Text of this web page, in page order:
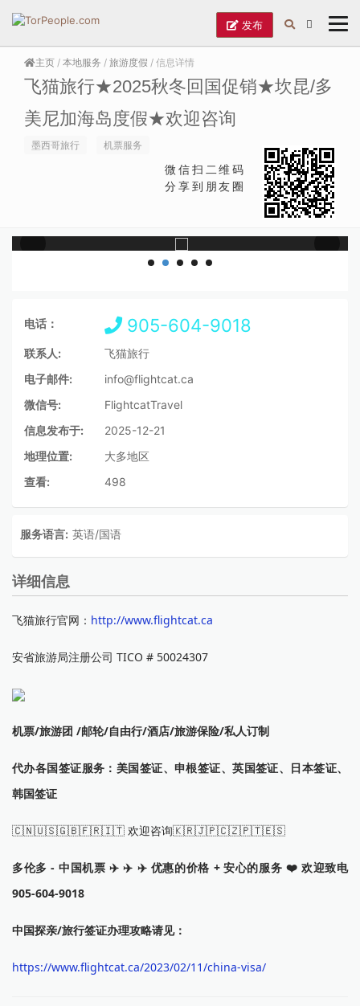
发布
主页 / 本地服务 / 旅游度假 / 信息详情
飞猫旅行★2025秋冬回国促销★坎昆/多
美尼加海岛度假★欢迎咨询
墨西哥旅行 机票服务
微信扫二维码
分享到朋友圈
电话： 905-604-9018
联系人:
飞猫旅行
电子邮件:
info@flightcat.ca
微信号:
FlightcatTravel
信息发布于:
2025-12-21
地理位置:
大多地区
查看:
498
服务语言: 英语/国语
详细信息
飞猫旅行官网： http://www.flightcat.ca
安省旅游局注册公司 TICO # 50024307
机票/旅游团 /邮轮/自由行/酒店/旅游保险/私人订制
代办各国签证服务：美国签证、申根签证、英国签证、日本签证、
韩国签证
🇨🇳🇺🇸🇬🇧🇫🇷🇮🇹 欢迎咨询🇰🇷🇯🇵🇨🇿🇵🇹🇪🇸
多伦多 - 中国机票 ✈️ ✈️ ✈️ 优惠的价格 + 安心的服务 ❤️ 欢迎致电
905-604-9018
中国探亲/旅行签证办理攻略请见：
https://www.flightcat.ca/2023/02/11/china-visa/